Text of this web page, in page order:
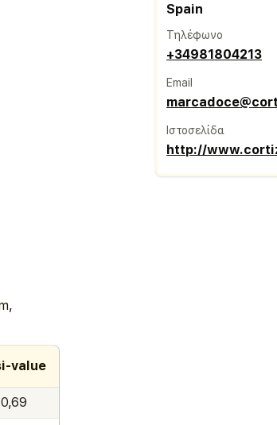
value
0,69
Spain
Τηλέφωνο
+34981804213
Email
Ιστοσελίδα
http://